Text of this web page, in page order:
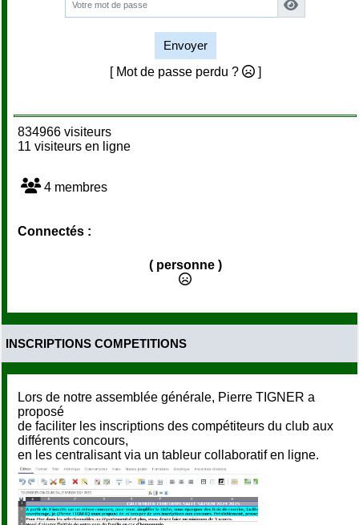
Envoyer
[ Mot de passe perdu ?
]
834966 visiteurs
11 visiteurs en ligne
4 membres
Connectés :
( personne )
INSCRIPTIONS COMPETITIONS
Lors de notre assemblée générale, Pierre TIGNER a
proposé
de faciliter les inscriptions des compétiteurs du club aux
différents concours,
en les centralisant via un tableur collaboratif en ligne.